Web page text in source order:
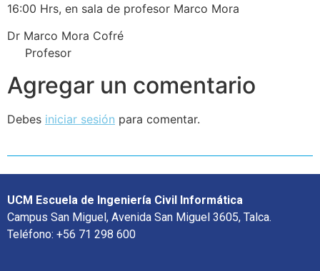
16:00 Hrs, en sala de profesor Marco Mora
Dr Marco Mora Cofré
Profesor
Agregar un comentario
Debes iniciar sesión para comentar.
UCM Escuela de Ingeniería Civil Informática
Campus San Miguel, Avenida San Miguel 3605, Talca.
Teléfono: +56 71 298 600